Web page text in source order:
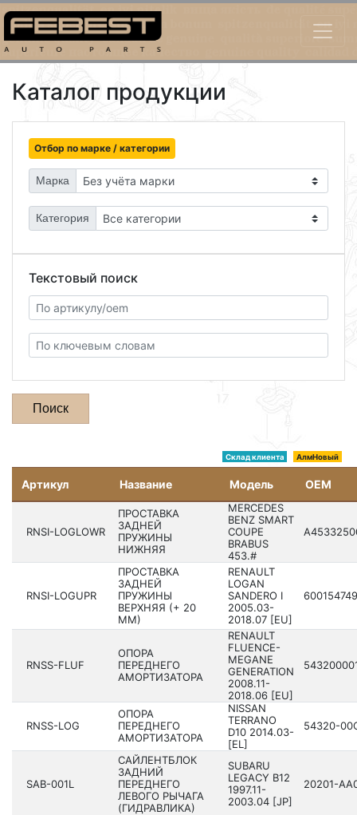
Каталог продукции
Отбор по марке / категории
Марка
Категория
Текстовый поиск
Поиск
Склад клиента АлмНовый
Артикул Название Модель OEM
RNSI-LOGLOWR
ПРОСТАВКА
ЗАДНЕЙ
ПРУЖИНЫ
НИЖНЯЯ
MERCEDES
BENZ SMART
COUPE
BRABUS
453.#
RNSI-LOGUPR
ПРОСТАВКА
ЗАДНЕЙ
ПРУЖИНЫ
ВЕРХНЯЯ (+ 20
ММ)
RENAULT
LOGAN
SANDERO I
2005.03-
2018.07 [EU]
RNSS-FLUF
ОПОРА
ПЕРЕДНЕГО
АМОРТИЗАТОРА
RENAULT
FLUENCE-
MEGANE
GENERATION
2008.11-
2018.06 [EU]
RNSS-LOG
ОПОРА
ПЕРЕДНЕГО
АМОРТИЗАТОРА
NISSAN
TERRANO
D10 201­4.03-
[EL]
54320­-
SAB-001L
САЙЛЕНТБЛОК
ЗАДНИЙ
ПЕРЕДНЕГО
ЛЕВОГО РЫЧАГА
(ГИДРАВЛИКА)
SUBARU
LEGACY B12
199­7.11-
2003.04 [JP]
20201­-